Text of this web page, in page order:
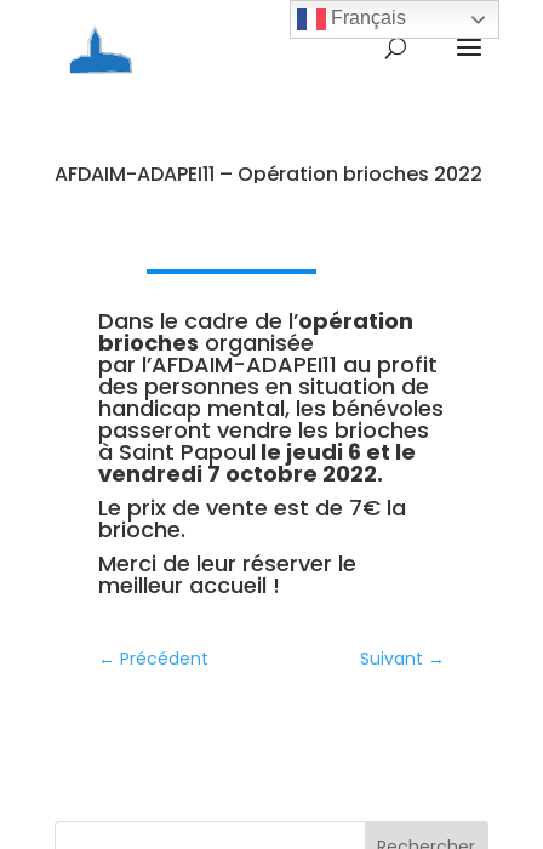
AFDAIM-ADAPEI11 – Opération brioches 2022
Dans le cadre de l’opération
brioches organisée
par l’AFDAIM-ADAPEI11 au profit
des personnes en situation de
handicap mental, les bénévoles
passeront vendre les brioches
à Saint Papoul le jeudi 6 et le
vendredi 7 octobre 2022.
Le prix de vente est de 7€ la
brioche.
Merci de leur réserver le
meilleur accueil !
← Précédent Suivant →
Français